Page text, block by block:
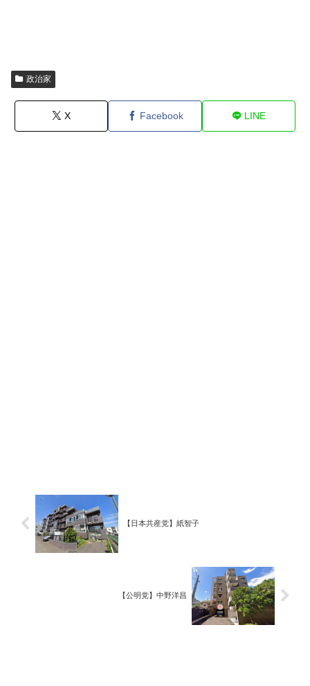
政治家
X Facebook LINE
【日本共産党】紙智子
【公明党】中野洋昌